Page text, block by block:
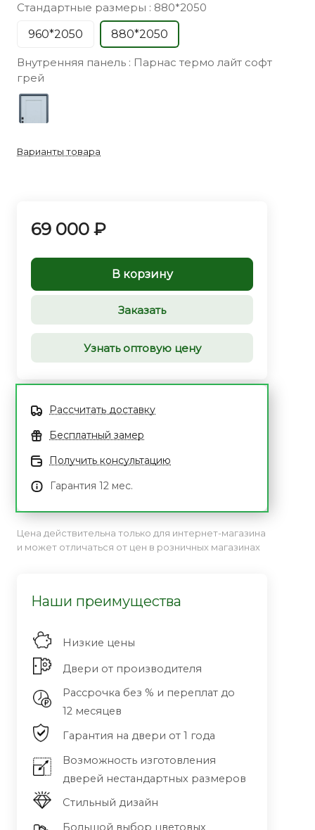
Стандартные размеры : 880*2050
960*2050
880*2050
Внутренняя панель : Парнас термо лайт софт
грей
Варианты товара
69 000 ₽
В корзину
Заказать
Узнать оптовую цену
Рассчитать доставку
Бесплатный замер
Получить консультацию
Гарантия 12 мес.
Цена действительна только для интернет-магазина
и может отличаться от цен в розничных магазинах
Наши преимущества
Низкие цены
Двери от производителя
Рассрочка без % и переплат до
12 месяцев
Гарантия на двери от 1 года
Возможность изготовления
дверей нестандартных размеров
Стильный дизайн
Большой выбор цветовых